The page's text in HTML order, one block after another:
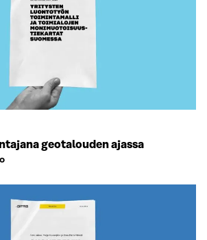
geotalouden ajassa